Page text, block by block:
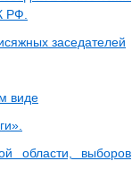
РФ.
заседателей
виде
области, выборов